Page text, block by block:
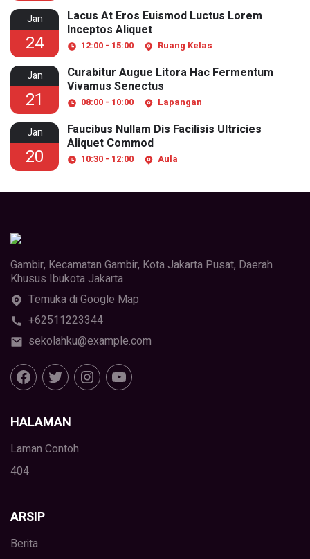
Jan
24
Lacus At Eros Euismod Luctus Lorem
Inceptos Aliquet
12:00 - 15:00 Ruang Kelas
Jan
21
Curabitur Augue Litora Hac Fermentum
Vivamus Senectus
08:00 - 10:00 Lapangan
Jan
20
Faucibus Nullam Dis Facilisis Ultricies
Aliquet Commod
10:30 - 12:00 Aula
Gambir, Kecamatan Gambir, Kota Jakarta Pusat, Daerah
Khusus Ibukota Jakarta
Temuka di Google Map
+62511223344
sekolahku@example.com
HALAMAN
Laman Contoh
404
ARSIP
Berita